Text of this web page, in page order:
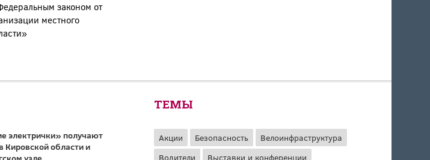
законом от
местного
электрички» получают
Кировской области и
ТЕМЫ
Акции Безопасность
Велоинфраструктура
Водители
Выставки и конференции